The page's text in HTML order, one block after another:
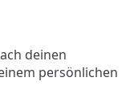
deinen
persönlichen